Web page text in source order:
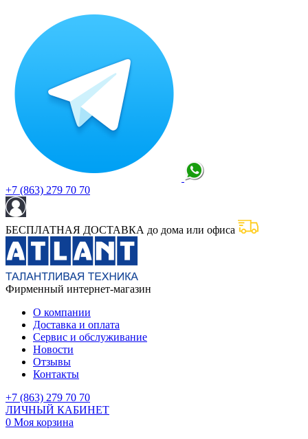
+7 (863) 279 70 70
БЕСПЛАТНАЯ ДОСТАВКА до дома или офиса
Фирменный интернет-магазин
О компании
Доставка и оплата
Сервис и обслуживание
Новости
Отзывы
Контакты
+7 (863) 279 70 70
ЛИЧНЫЙ КАБИНЕТ
0 Моя корзина